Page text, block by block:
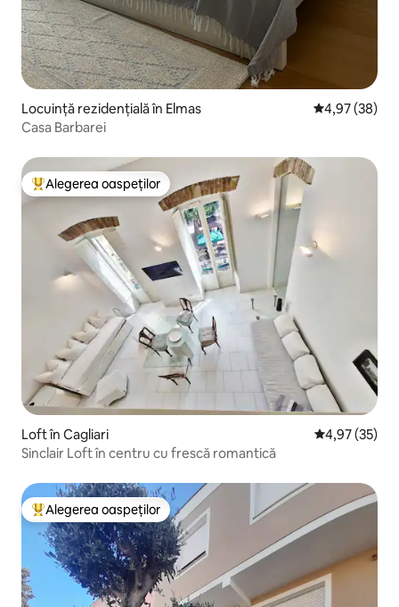
Locuință rezidențială în Elmas Scor mediu
4,97 (38)
Casa Barbarei
Locuință din topul categoriei Alegerea oaspeților
Alegerea oaspeților
Loft în Cagliari Scor mediu
4,97 (35)
Sinclair Loft în centru cu frescă romantică
Locuință din topul categoriei Alegerea oaspeților
Alegerea oaspeților